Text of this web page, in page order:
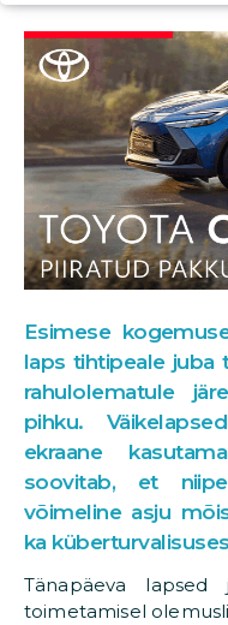
Esimese
laps tihtipeale juba
rahulolematule
pihku.
ekraane
soovitab, et
võimeline asju
ka
Tänapäeva
toimetamisel